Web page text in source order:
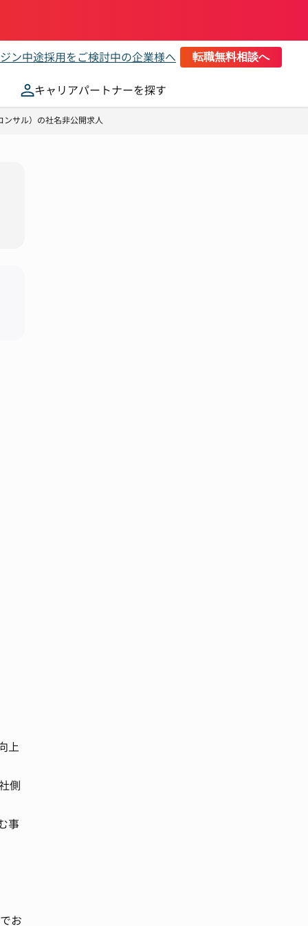
ン中途採用をご検討中の企業様へ 転職無料相談へ
キャリアパートナーを探す
ンサル）の社名非公開求人
上
側
事
お